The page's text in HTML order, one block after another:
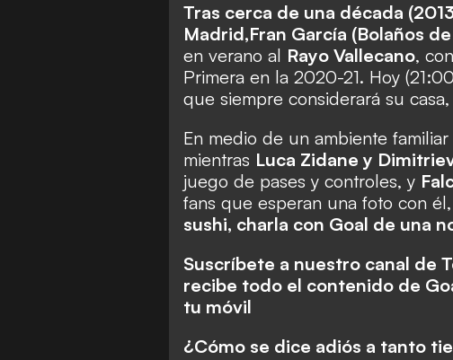
Tras cerca de una década
Madrid,Fran García (Bolaños
en verano al Rayo Vallecano,
Primera en la 2020-21. Hoy
que siempre considerará su casa,
En medio de un ambiente
mientras Luca Zidane y
juego de pases y controles, y
fans que esperan una foto con él,
sushi, charla con Goal de una
Suscríbete a nuestro canal de
recibe todo el contenido de
tu móvil
¿Cómo se dice adiós a tanto